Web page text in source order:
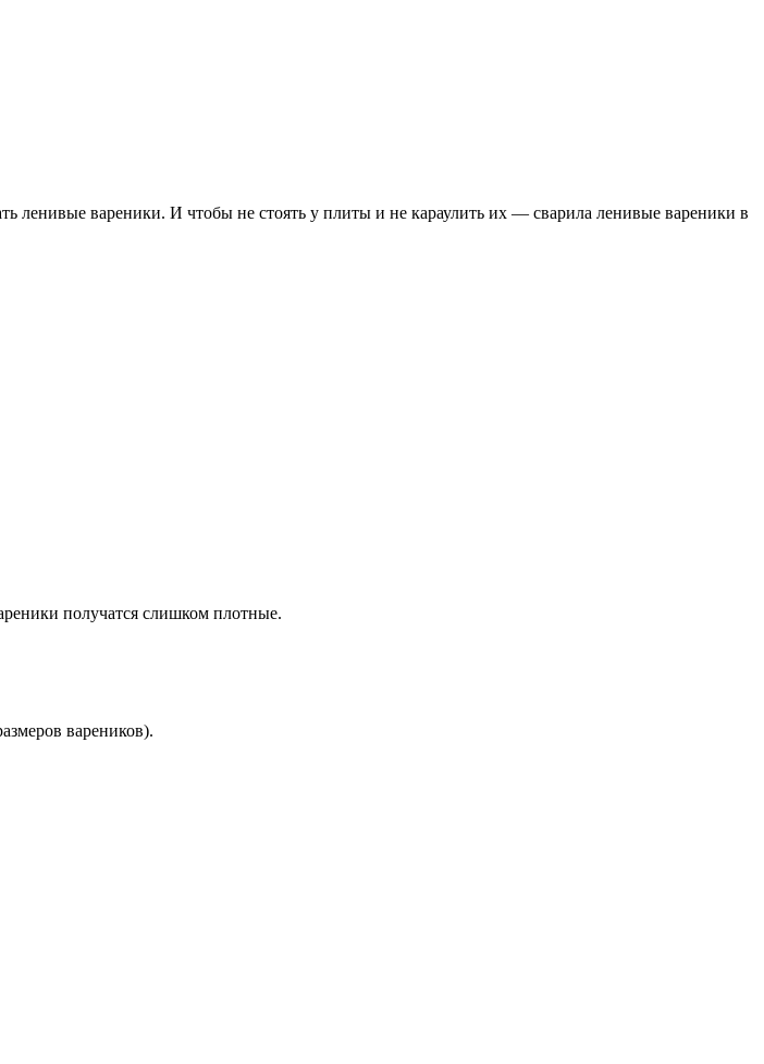
ленивые вареники. И чтобы не стоять у плиты и не караулить их — сварила ленивые вареники в
получатся слишком плотные.
вареников).